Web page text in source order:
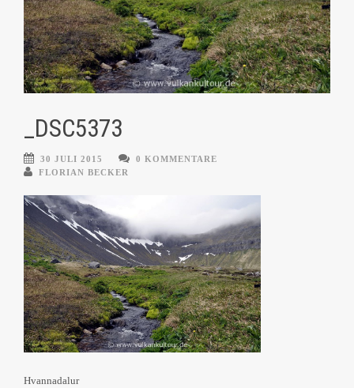
_DSC5373
30 JULI 2015
0 KOMMENTARE
FLORIAN BECKER
Hvannadalur